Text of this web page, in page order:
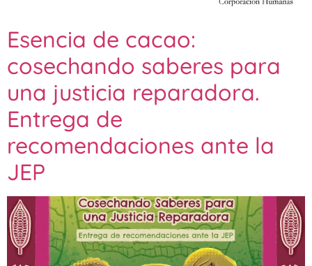
Esencia de cacao:
cosechando saberes para
una justicia reparadora.
Entrega de
recomendaciones ante la
JEP